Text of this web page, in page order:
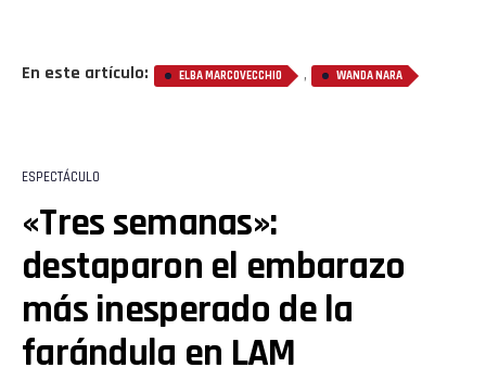
En este artículo: ELBA MARCOVECCHIO , WANDA NARA
ESPECTÁCULO
«Tres semanas»:
destaparon el embarazo
más inesperado de la
farándula en LAM